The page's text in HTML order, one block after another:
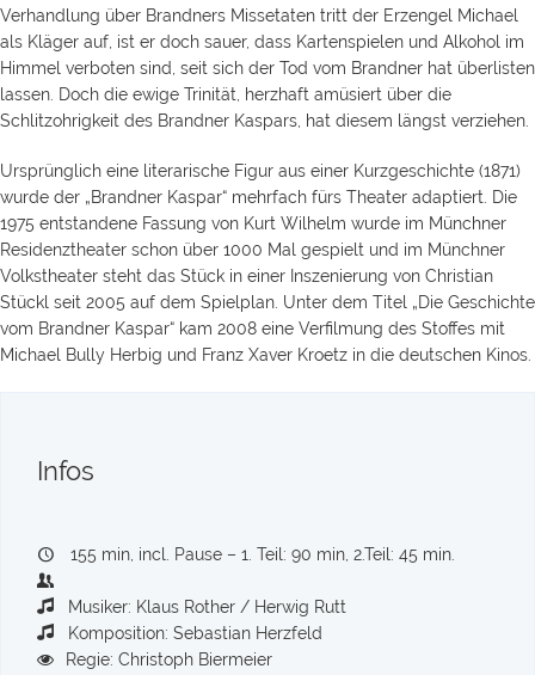
Verhandlung über Brandners Missetaten tritt der Erzengel Michael
als Kläger auf, ist er doch sauer, dass Kartenspielen und Alkohol im
Himmel verboten sind, seit sich der Tod vom Brandner hat überlisten
lassen. Doch die ewige Trinität, herzhaft amüsiert über die
Schlitzohrigkeit des Brandner Kaspars, hat diesem längst verziehen.
Ursprünglich eine literarische Figur aus einer Kurzgeschichte (1871)
wurde der „Brandner Kaspar“ mehrfach fürs Theater adaptiert. Die
1975 entstandene Fassung von Kurt Wilhelm wurde im Münchner
Residenztheater schon über 1000 Mal gespielt und im Münchner
Volkstheater steht das Stück in einer Inszenierung von Christian
Stückl seit 2005 auf dem Spielplan. Unter dem Titel „Die Geschichte
vom Brandner Kaspar“ kam 2008 eine Verfilmung des Stoffes mit
Michael Bully Herbig und Franz Xaver Kroetz in die deutschen Kinos.
Infos
155 min, incl. Pause – 1. Teil: 90 min, 2.Teil: 45 min.
Musiker: Klaus Rother / Herwig Rutt
Komposition: Sebastian Herzfeld
Regie: Christoph Biermeier